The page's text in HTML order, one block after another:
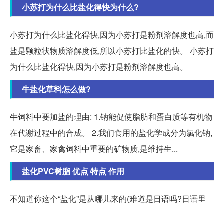
小苏打为什么比盐化得快为什么?
小苏打为什么比盐化得快,因为小苏打是粉剂溶解度也高,而
盐是颗粒状物质溶解度低,所以小苏打比盐化的快。 小苏打
为什么比盐化得快,因为小苏打是粉剂溶解度也高。
牛盐化草料怎么做?
牛饲料中要加盐的理由: 1.钠能促使脂肪和蛋白质等有机物
在代谢过程中的合成。 2.我们食用的盐化学成分为氯化钠,
它是家畜、家禽饲料中重要的矿物质,是维持生...
盐化PVC树脂 优点 特点 作用
不知道你这个“盐化”是从哪儿来的(难道是日语吗?日语里